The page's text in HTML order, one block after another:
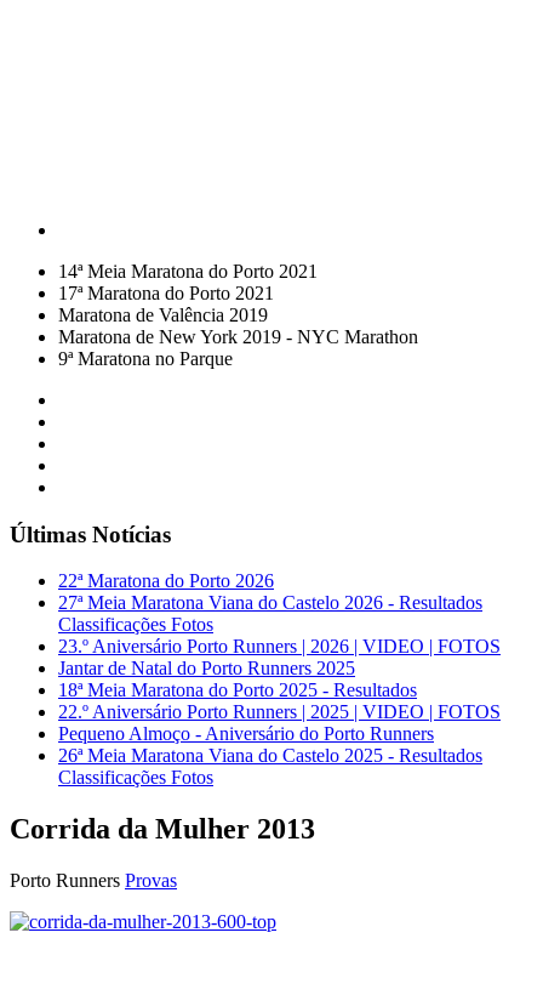
14ª Meia Maratona do Porto 2021
17ª Maratona do Porto 2021
Maratona de Valência 2019
Maratona de New York 2019 - NYC Marathon
9ª Maratona no Parque
Últimas Notícias
22ª Maratona do Porto 2026
27ª Meia Maratona Viana do Castelo 2026 - Resultados
Classificações Fotos
23.º Aniversário Porto Runners | 2026 | VIDEO | FOTOS
Jantar de Natal do Porto Runners 2025
18ª Meia Maratona do Porto 2025 - Resultados
22.º Aniversário Porto Runners | 2025 | VIDEO | FOTOS
Pequeno Almoço - Aniversário do Porto Runners
26ª Meia Maratona Viana do Castelo 2025 - Resultados
Classificações Fotos
Corrida da Mulher 2013
Porto Runners Provas